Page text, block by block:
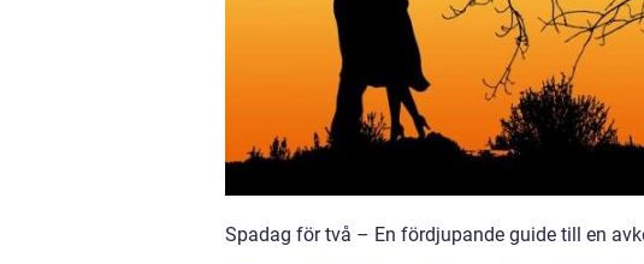
Spadag för två – En fördjupande guide till en